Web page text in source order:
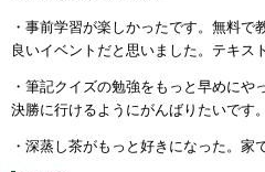
・事前学習が楽しかったです。無料で
良いイベントだと思いました。テキス
・筆記クイズの勉強をもっと早めにや
決勝に行けるようにがんばりたいです。
・深蒸し茶がもっと好きになった。家